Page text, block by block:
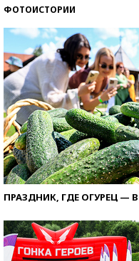
ФОТОИСТОРИИ
ПРАЗДНИК, ГДЕ ОГУРЕЦ —